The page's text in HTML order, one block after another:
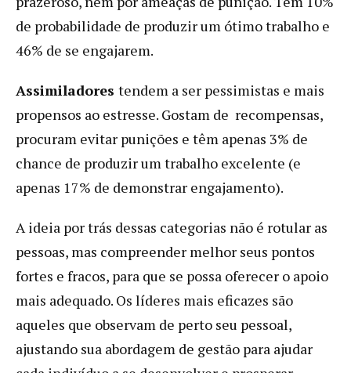
de probabilidade de produzir um ótimo trabalho e
46% de se engajarem.
Assimiladores tendem a ser pessimistas e mais
propensos ao estresse. Gostam de recompensas,
procuram evitar punições e têm apenas 3% de
chance de produzir um trabalho excelente (e
apenas 17% de demonstrar engajamento).
A ideia por trás dessas categorias não é rotular as
pessoas, mas compreender melhor seus pontos
fortes e fracos, para que se possa oferecer o apoio
mais adequado. Os líderes mais eficazes são
aqueles que observam de perto seu pessoal,
ajustando sua abordagem de gestão para ajudar